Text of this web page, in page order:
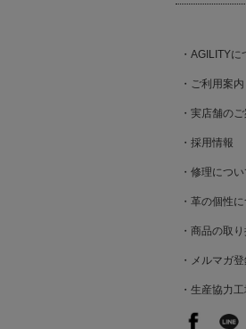
・AGILITYに
・ご利用案内
・実店舗の
・採用情報
・修理につい
・革の個性
・商品の取
・メルマガ
・生産協力